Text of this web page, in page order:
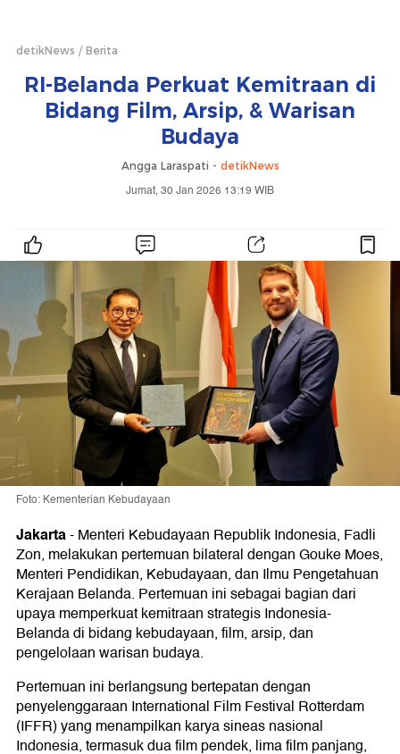
detikNews Berita
RI-Belanda Perkuat Kemitraan di
Bidang Film, Arsip, & Warisan
Budaya
Angga Laraspati - detikNews
Jumat, 30 Jan 2026 13:19 WIB
Foto: Kementerian Kebudayaan
Jakarta-Menteri Kebudayaan Republik Indonesia, Fadli
Zon, melakukan pertemuan bilateral dengan Gouke Moes,
Menteri Pendidikan, Kebudayaan, dan Ilmu Pengetahuan
Kerajaan Belanda. Pertemuan ini sebagai bagian dari
upaya memperkuat kemitraan strategis Indonesia-
Belanda di bidang kebudayaan, film, arsip, dan
pengelolaan warisan budaya.
Pertemuan ini berlangsung bertepatan dengan
penyelenggaraan International Film Festival Rotterdam
(IFFR) yang menampilkan karya sineas nasional
Indonesia, termasuk dua film pendek, lima film panjang,